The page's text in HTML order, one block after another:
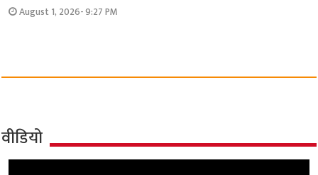
August 1, 2026- 9:27 PM
वीडियो